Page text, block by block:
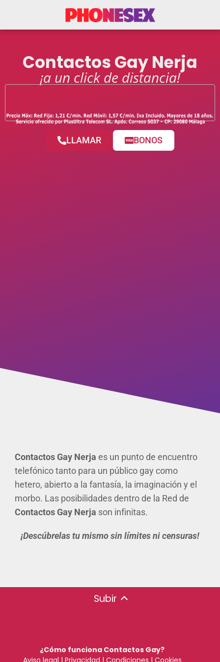
Contactos Gay Nerja
¡a un click de distancia!
LLAMAR BONOS
Contactos Gay Nerja es un punto de encuentro
telefónico tanto para un público gay como
hetero, abierto a la fantasía, la imaginación y el
morbo. Las posibilidades dentro de la Red de
Contactos Gay Nerja son infinitas.
¡Descúbrelas tu mismo sin límites ni censuras!
Subir
¿Cómo funciona Contactos Gay?